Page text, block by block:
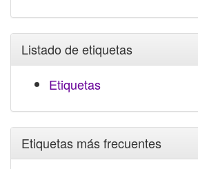
Listado de etiquetas
Etiquetas
Etiquetas más frecuentes